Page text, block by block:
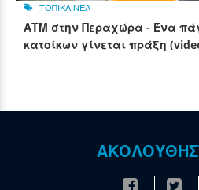
ΤΟΠΙΚΑ ΝΕΑ
ΑΤΜ στην Περαχώρα - Ένα
κατοίκων γίνεται πράξη